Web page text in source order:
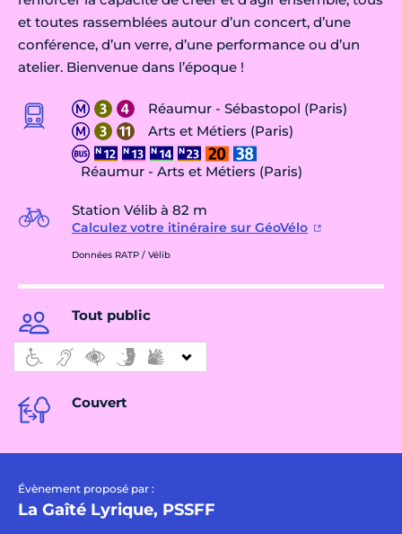
et toutes rassemblées autour d’un concert, d’une
conférence, d’un verre, d’une performance ou d’un
atelier. Bienvenue dans l’époque !
Réaumur - Sébastopol (Paris)
Arts et Métiers (Paris)
Réaumur - Arts et Métiers (Paris)
Station Vélib à 82 m
Calculez votre itinéraire sur GéoVélo
Données RATP / Vélib
Tout public
Couvert
Évènement proposé par :
La Gaîté Lyrique, PSSFF